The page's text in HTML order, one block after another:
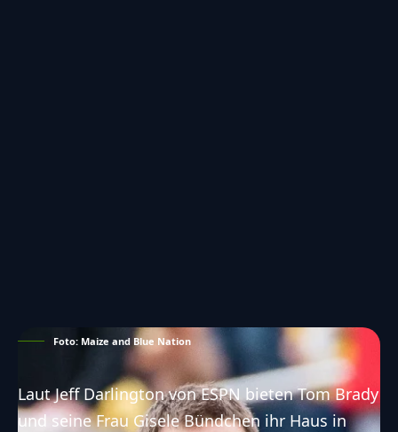
Foto: Maize and Blue Nation
Laut Jeff Darlington von ESPN bieten Tom Brady
und seine Frau Gisele Bündchen ihr Haus in